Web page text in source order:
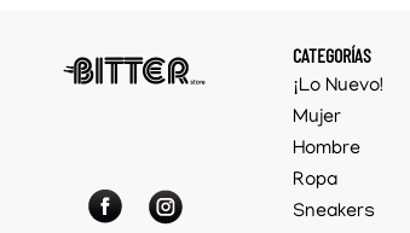
10US
CATEGORÍAS
¡Lo Nuevo!
Mujer
Hombre
Ropa
Sneakers